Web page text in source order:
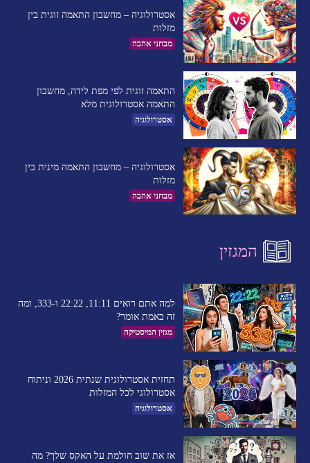
אסטרולוגיה – מחשבון התאמה זוגית בין
מזלות
מבחני אהבה
התאמה זוגית לפי מפת לידה, מחשבון
התאמה אסטרולוגית מלא
אסטרולוגיה
אסטרולוגיה – מחשבון התאמה מינית בין
מזלות
מבחני אהבה
המגזין
למה אתם רואים 11:11, 22:22 ו-333, ומה
זה באמת אומר?
מגזין המיסטיקה
תחזית אסטרולוגית שנתית 2026 וניתוח
אסטרולוגי לכל המזלות
אסטרולוגיה
אז את שוב חולמת על האקס שלך? מה